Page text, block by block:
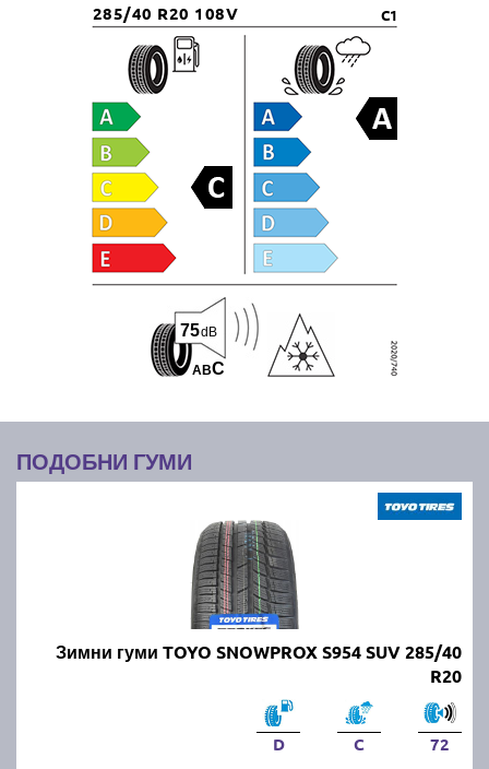
285/40 R20 108V C1
ABC
75dB
ПОДОБНИ ГУМИ
Зимни гуми TOYO SNOWPROX S954 SUV 285/40
R20
D C 72